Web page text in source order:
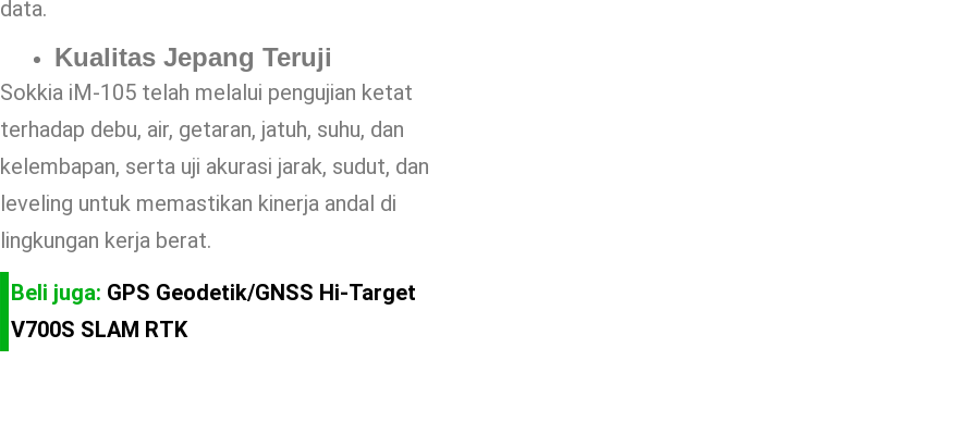
data.
Kualitas Jepang Teruji
Sokkia iM-105 telah melalui pengujian ketat
terhadap debu, air, getaran, jatuh, suhu, dan
kelembapan, serta uji akurasi jarak, sudut, dan
leveling untuk memastikan kinerja andal di
lingkungan kerja berat.
Beli juga: GPS Geodetik/GNSS Hi-Target
V700S SLAM RTK